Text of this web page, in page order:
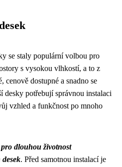
se staly populární volbou pro
s vysokou vlhkostí, a to z
cenově dostupné a snadno se
desky potřebují správnou instalaci
vzhled a funkčnost po mnoho
dlouhou životnost
. Před samotnou instalací je